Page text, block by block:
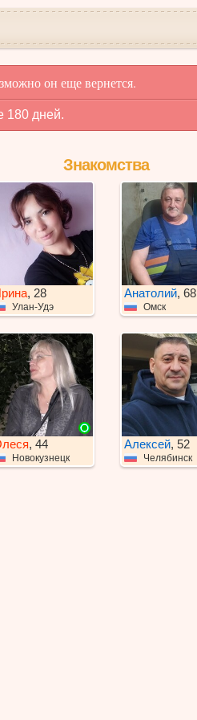
он еще вернется.
180 дней.
Знакомства
, 28
Улан-Удэ
, 44
Новокузнецк
Анатолий, 68
Омск
Алексей, 52
Челябинск